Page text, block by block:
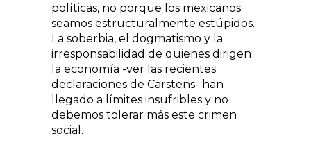
políticas, no porque los mexicanos
seamos estructuralmente estúpidos.
La soberbia, el dogmatismo y la
irresponsabilidad de quienes dirigen
la economía -ver las recientes
declaraciones de Carstens- han
llegado a límites insufribles y no
debemos tolerar más este crimen
social.